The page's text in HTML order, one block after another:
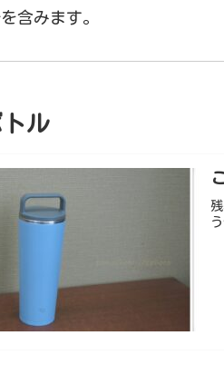
含みます。
ル